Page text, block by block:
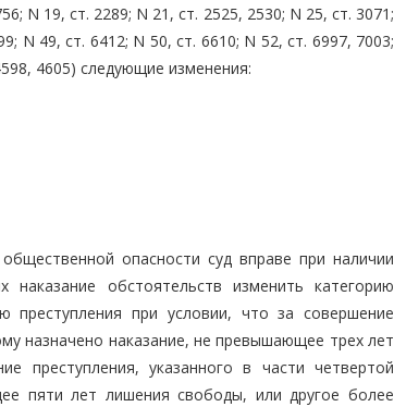
N 19, ст. 2289; N 21, ст. 2525, 2530; N 25, ст. 3071;
N 49, ст. 6412; N 50, ст. 6610; N 52, ст. 6997, 7003;
4605) следующие изменения:
опасности суд вправе при наличии
обстоятельств изменить категорию
при условии, что за совершение
назначено наказание, не превышающее трех лет
преступления, указанного в части четвертой
пяти лет лишения свободы, или другое более